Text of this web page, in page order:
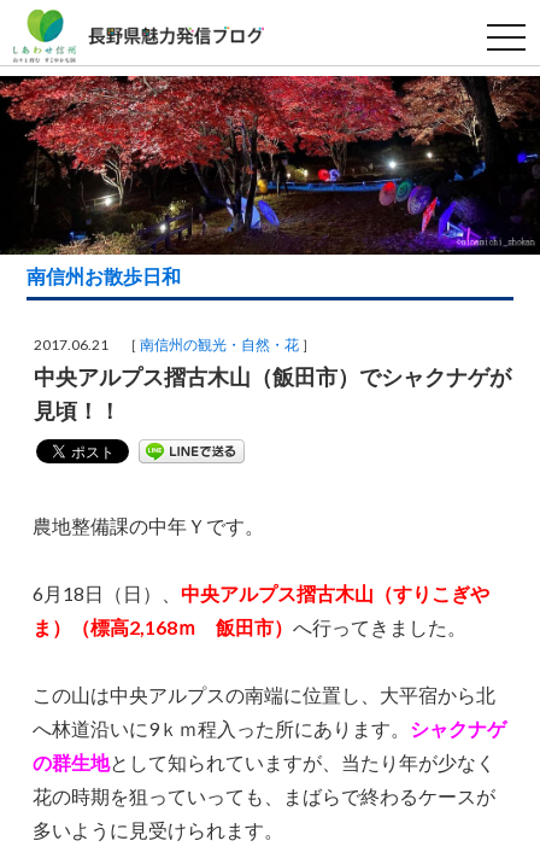
t
o
g
g
l
e
n
g
t
n
南信州お散歩日和
2017.06.21 ［南信州の観光・自然・花 ］
中央アルプス摺古木山（飯田市）でシャクナゲが
見頃！！
農地整備課の中年Ｙです。
6月18日（日）、中央アルプス摺古木山（すりこぎや
ま）（標高2,168ｍ 飯田市）へ行ってきました。
この山は中央アルプスの南端に位置し、大平宿から北
へ林道沿いに9ｋｍ程入った所にあります。 シャクナゲ
の群生地として知られていますが、当たり年が少なく
花の時期を狙っていっても、まばらで終わるケースが
多いように見受けられます。